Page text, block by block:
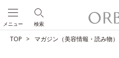
検索
メニュー
TOP マガジン（美容情報・読み物）